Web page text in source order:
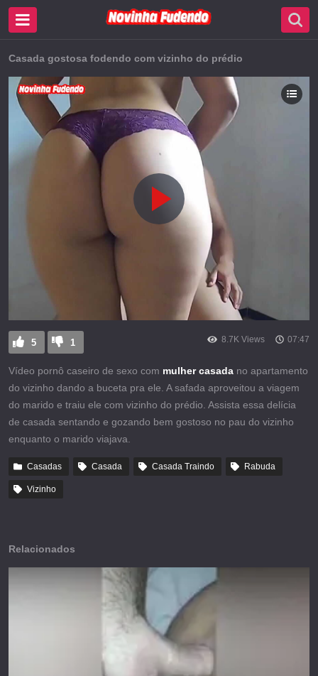
Casada gostosa fodendo com vizinho do prédio
5 1 8.7K Views 07:47
Vídeo pornô caseiro de sexo com mulher casada no apartamento
do vizinho dando a buceta pra ele. A safada aproveitou a viagem
do marido e traiu ele com vizinho do prédio. Assista essa delícia
de casada sentando e gozando bem gostoso no pau do vizinho
enquanto o marido viajava.
Casadas Casada Casada Traindo Rabuda
Vizinho
Relacionados